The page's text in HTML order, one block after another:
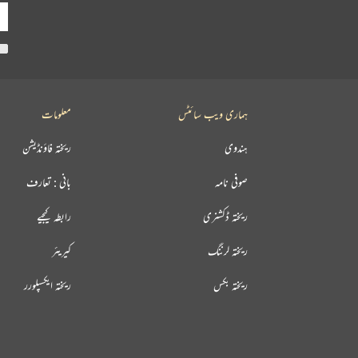
معلومات
ریختہ فاؤنڈیشن
بانی : تعارف
رابطہ کیجیے
کیریئر
ریختہ ایکسپلورر
ہماری ویب سائٹس
ہندوی
صوفی نامہ
ریختہ ڈکشنری
ریختہ لرننگ
ریختہ بکس